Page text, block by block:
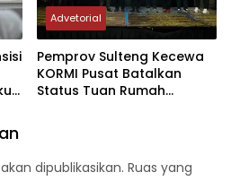
Advetorial
Pemprov Sulteng Kecewa
KORMI Pusat Batalkan
Status Tuan Rumah
dipublikasikan. Ruas yang